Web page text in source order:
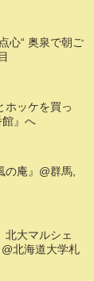
心“ 奥泉で朝ご
ホッケを買っ
』へ
庵』@群馬,
北大マルシェ
北海道大学札